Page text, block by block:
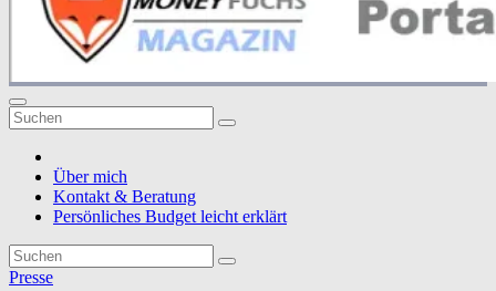
Über mich
Kontakt & Beratung
Persönliches Budget leicht erklärt
Presse